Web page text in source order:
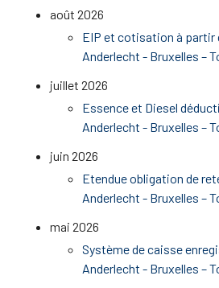
août 2026
EIP et cotisation à partir
Anderlecht - Bruxelles –
juillet 2026
Essence et Diesel
Anderlecht - Bruxelles –
juin 2026
Etendue obligation de
Anderlecht - Bruxelles –
mai 2026
Système de caisse
Anderlecht - Bruxelles –